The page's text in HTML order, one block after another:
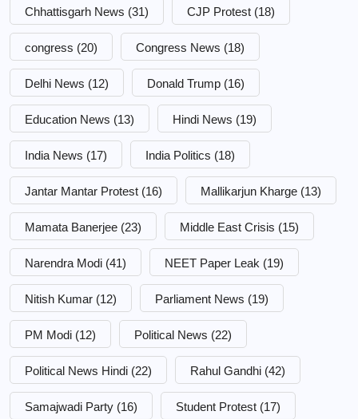
Chhattisgarh News (31) CJP Protest (18)
congress (20) Congress News (18)
Delhi News (12) Donald Trump (16)
Education News (13) Hindi News (19)
India News (17) India Politics (18)
Jantar Mantar Protest (16) Mallikarjun Kharge (13)
Mamata Banerjee (23) Middle East Crisis (15)
Narendra Modi (41) NEET Paper Leak (19)
Nitish Kumar (12) Parliament News (19)
PM Modi (12) Political News (22)
Political News Hindi (22) Rahul Gandhi (42)
Samajwadi Party (16) Student Protest (17)